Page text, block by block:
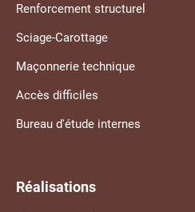
Renforcement structurel
Sciage-Carottage
Maçonnerie technique
Accès difficiles
Bureau d'étude internes
Réalisations